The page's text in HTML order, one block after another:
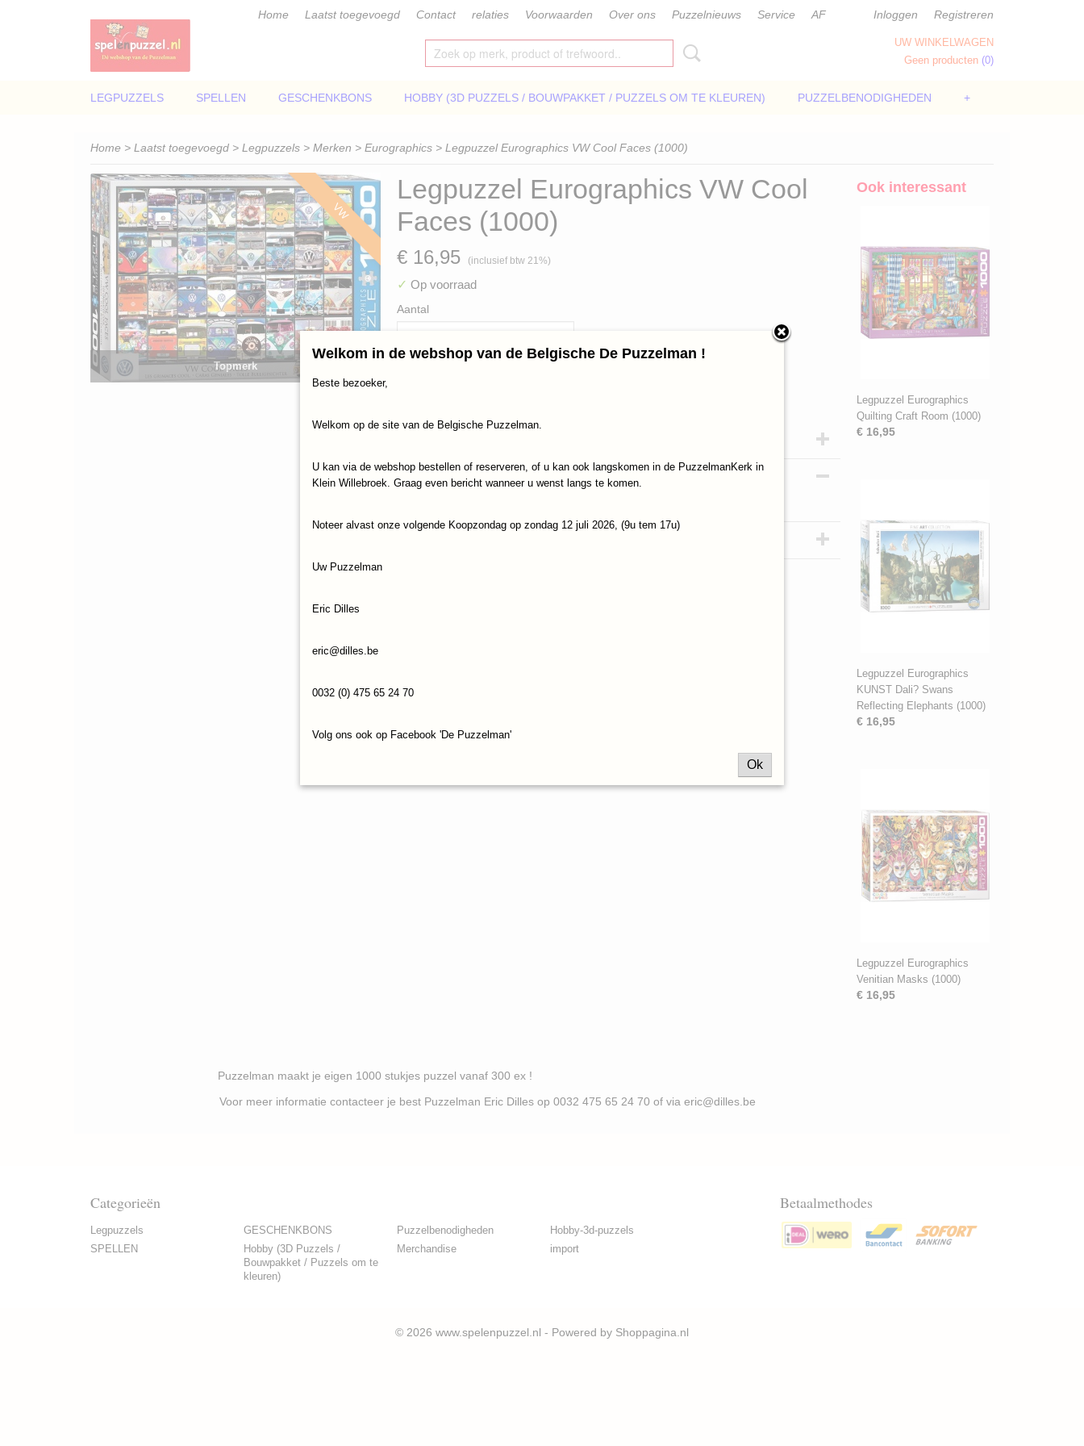
Home Laatst toegevoegd Contact relaties Voorwaarden Over ons Puzzelnieuws Service AF Inloggen Registreren
UW WINKELWAGEN
Geen producten (0)
LEGPUZZELS SPELLEN GESCHENKBONS HOBBY (3D PUZZELS / BOUWPAKKET / PUZZELS OM TE KLEUREN) PUZZELBENODIGHEDEN +
Home > Laatst toegevoegd > Legpuzzels > Merken > Eurographics > Legpuzzel Eurographics VW Cool Faces (1000)
Topmerk
VW
Legpuzzel Eurographics VW Cool
Faces (1000)
€ 16,95 (inclusief btw 21%)
✓ Op voorraad
Aantal
Productcode
Eurographics-6000-0870
EAN code
628136608701
Omschrijving
Ook interessant
Legpuzzel Eurographics
Quilting Craft Room (1000)
€ 16,95
Legpuzzel Eurographics
KUNST Dali? Swans
Reflecting Elephants (1000)
€ 16,95
Legpuzzel Eurographics
Venitian Masks (1000)
€ 16,95
Puzzelman maakt je eigen 1000 stukjes puzzel vanaf 300 ex !
Voor meer informatie contacteer je best Puzzelman Eric Dilles op 0032 475 65 24 70 of via eric@dilles.be
Categorieën
Legpuzzels
SPELLEN
GESCHENKBONS
Hobby (3D Puzzels /
Bouwpakket / Puzzels om te
kleuren)
Puzzelbenodigheden
Merchandise
Hobby-3d-puzzels
import
Betaalmethodes
© 2026 www.spelenpuzzel.nl - Powered by Shoppagina.nl
Welkom in de webshop van de Belgische De Puzzelman !
Beste bezoeker,
Welkom op de site van de Belgische Puzzelman.
U kan via de webshop bestellen of reserveren, of u kan ook langskomen in de PuzzelmanKerk in
Klein Willebroek. Graag even bericht wanneer u wenst langs te komen.
Noteer alvast onze volgende Koopzondag op zondag 12 juli 2026, (9u tem 17u)
Uw Puzzelman
Eric Dilles
eric@dilles.be
0032 (0) 475 65 24 70
Volg ons ook op Facebook 'De Puzzelman'
Ok